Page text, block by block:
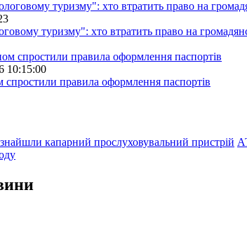
туризму": хто втратить право на
10:15:00
спростили правила оформлення паспортів
капарний прослуховувальний пристрій